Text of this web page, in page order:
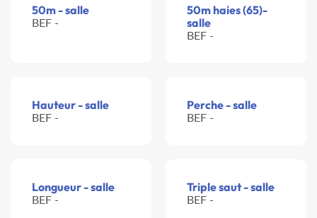
50m - salle
BEF -
50m haies (65)-
salle
BEF -
Hauteur - salle
BEF -
Perche - salle
BEF -
Longueur - salle
BEF -
Triple saut - salle
BEF -